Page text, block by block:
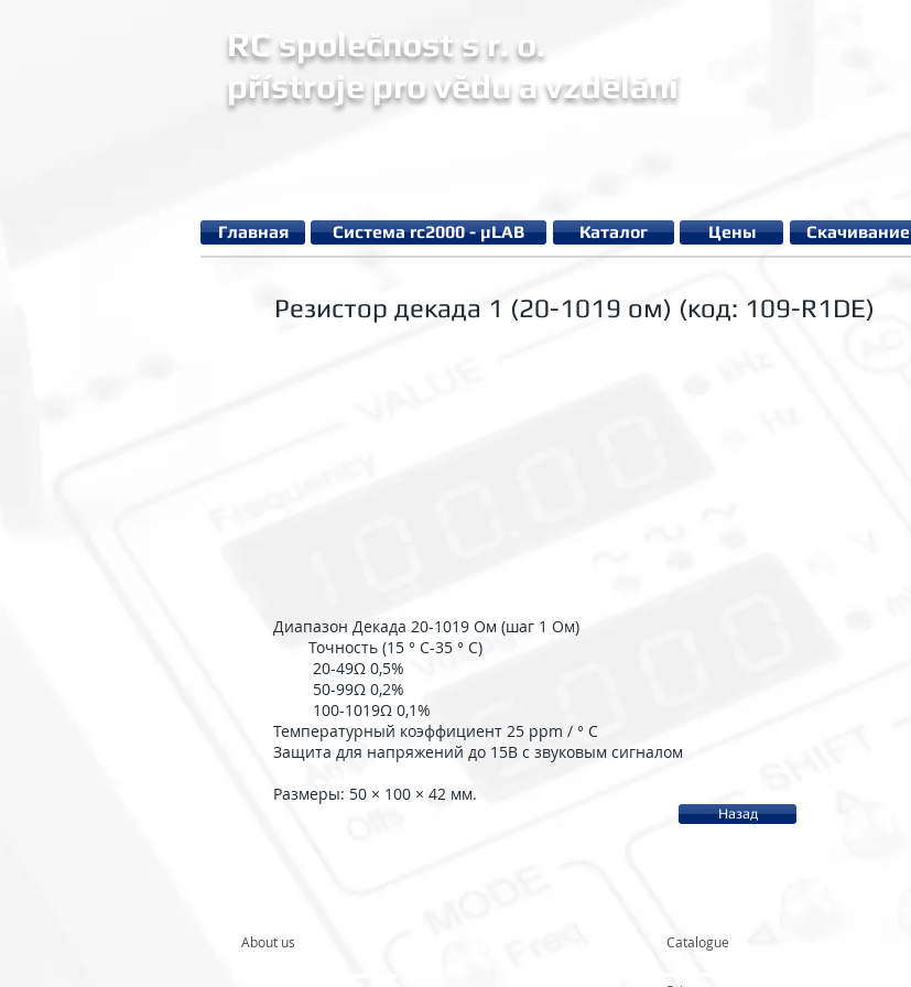
RC společnost s r. o.
přístroje pro vědu a vzdělání
Главная Система rc2000 - µLAB Каталог Цены Cкачивание
Резистор декада 1 (20-1019 ом) (код: 109-R1DE)
Диапазон Декада 20-1019 Ом (шаг 1 Ом)
Точность (15 ° C-35 ° C)
20-49Ω 0,5%
50-99Ω 0,2%
100-1019Ω 0,1%
Температурный коэффициент 25 ppm / ° C
Защита для напряжений до 15В с звуковым сигналом
Размеры: 50 × 100 × 42 мм.
Назад
Catalogue
About us